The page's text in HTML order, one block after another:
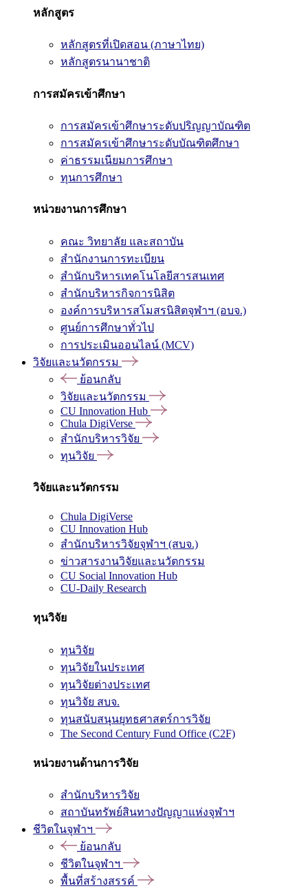
หลักสูตร
หลักสูตรที่เปิดสอน (ภาษาไทย)
หลักสูตรนานาชาติ
การสมัครเข้าศึกษา
การสมัครเข้าศึกษาระดับปริญญาบัณฑิต
การสมัครเข้าศึกษาระดับบัณฑิตศึกษา
ค่าธรรมเนียมการศึกษา
ทุนการศึกษา
หน่วยงานการศึกษา
คณะ วิทยาลัย และสถาบัน
สำนักงานการทะเบียน
สำนักบริหารเทคโนโลยีสารสนเทศ
สำนักบริหารกิจการนิสิต
องค์การบริหารสโมสรนิสิตจุฬาฯ (อบจ.)
ศูนย์การศึกษาทั่วไป
การประเมินออนไลน์ (MCV)
วิจัยและนวัตกรรม
ย้อนกลับ
วิจัยและนวัตกรรม
CU Innovation Hub
Chula DigiVerse
สำนักบริหารวิจัย
ทุนวิจัย
วิจัยและนวัตกรรม
Chula DigiVerse
CU Innovation Hub
สำนักบริหารวิจัยจุฬาฯ (สบจ.)
ข่าวสารงานวิจัยและนวัตกรรม
CU Social Innovation Hub
CU-Daily Research
ทุนวิจัย
ทุนวิจัย
ทุนวิจัยในประเทศ
ทุนวิจัยต่างประเทศ
ทุนวิจัย สบจ.
ทุนสนับสนุนยุทธศาสตร์การวิจัย
The Second Century Fund Office (C2F)
หน่วยงานด้านการวิจัย
สำนักบริหารวิจัย
สถาบันทรัพย์สินทางปัญญาแห่งจุฬาฯ
ชีวิตในจุฬาฯ
ย้อนกลับ
ชีวิตในจุฬาฯ
พื้นที่สร้างสรรค์